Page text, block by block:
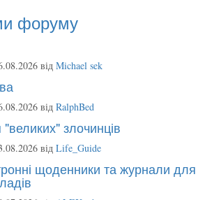
форуму
від Michael sek
від RalphBed
злочинців
від Life_Guide
щоденники та журнали для